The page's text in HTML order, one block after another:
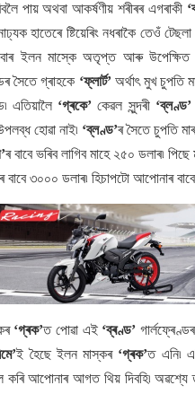
পায় অথবা আকৰ্ষণীয় শৰীৰৰ এগৰাকী
হাতেৰে ষ্টিয়েৰিং নধৰাকৈ তেওঁ
ইলন মাস্কে অতৃপ্ত আৰু উপেক্ষিত
সৈতে গ্ৰাহকে ‘ফ্লাৰ্ট’ অৰ্থাৎ মুখ চুপতি
এতিয়ালৈ ‘গ্ৰকে’ কেৱল সুন্দৰী ‘ব্লণ্ড’
হোৱা নাই৷ ‘ব্লণ্ড’ৰ সৈতে চুপতি
ৰ বাবে ভৰিব লাগিব মাহে ২৫০ ডলাৰ৷
বাবে ৩০০০ ডলাৰ৷ হিচাপটো আপোনাৰ
‘গ্ৰক’ত পোৱা এই ‘ব্ৰণ্ড’
ই হৈছে ইলন মাস্কৰ ‘গ্ৰক’ত এনি৷
কৰি আপোনাৰ আগত থিয় দিবহি৷